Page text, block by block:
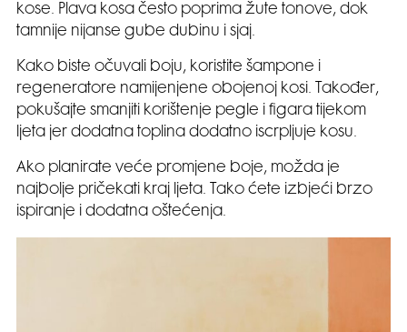
kose. Plava kosa često poprima žute tonove, dok
tamnije nijanse gube dubinu i sjaj.
Kako biste očuvali boju, koristite šampone i
regeneratore namijenjene obojenoj kosi. Također,
pokušajte smanjiti korištenje pegle i figara tijekom
ljeta jer dodatna toplina dodatno iscrpljuje kosu.
Ako planirate veće promjene boje, možda je
najbolje pričekati kraj ljeta. Tako ćete izbjeći brzo
ispiranje i dodatna oštećenja.